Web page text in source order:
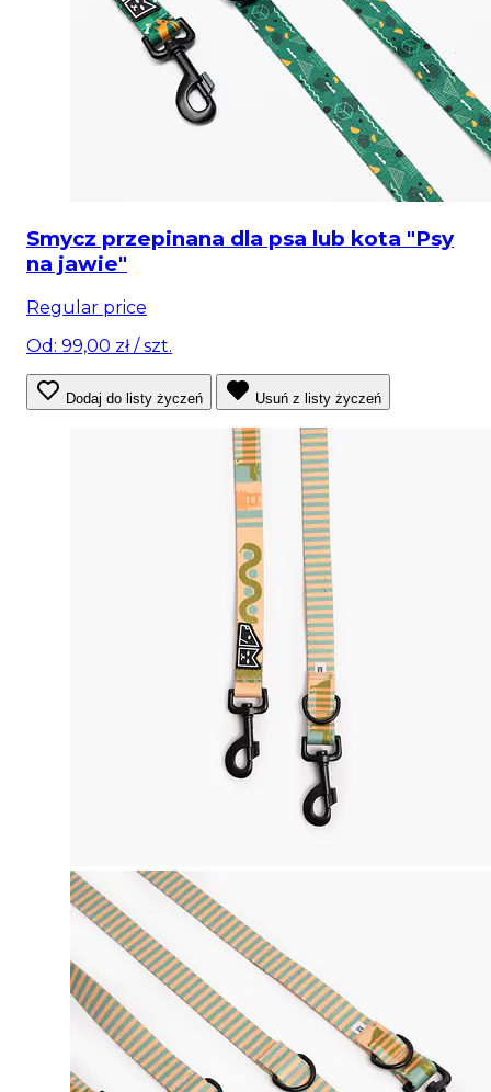
Smycz przepinana dla psa lub kota "Psy
na jawie"
Regular price
Od: 99,00 zł/ szt.
Dodaj do listy życzeń Usuń z listy życzeń